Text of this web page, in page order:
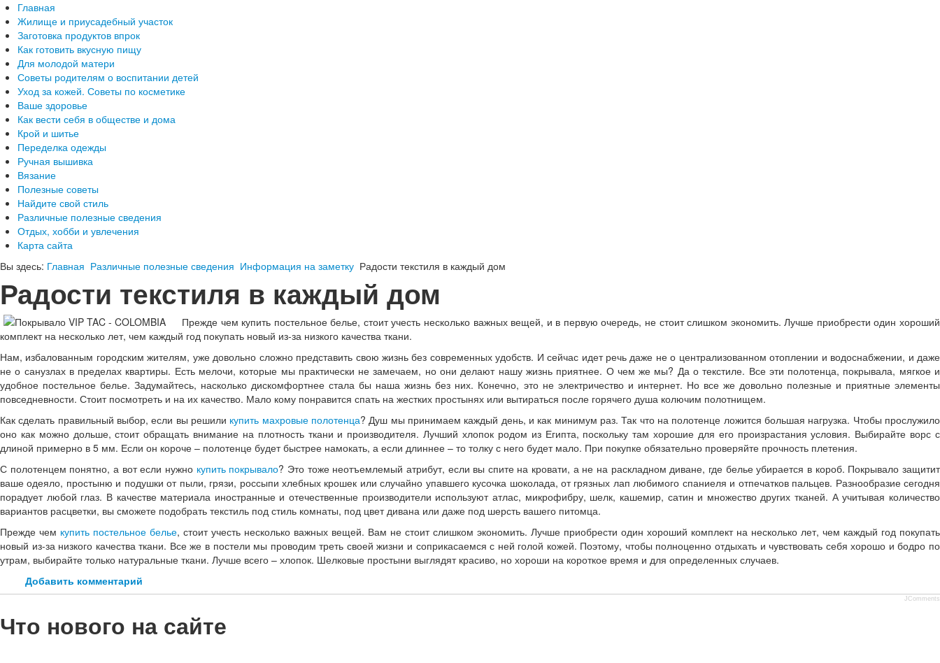
Главная
Жилище и приусадебный участок
Заготовка продуктов впрок
Как готовить вкусную пищу
Для молодой матери
Советы родителям о воспитании детей
Уход за кожей. Советы по косметике
Ваше здоровье
Как вести себя в обществе и дома
Крой и шитье
Переделка одежды
Ручная вышивка
Вязание
Полезные советы
Найдите свой стиль
Различные полезные сведения
Отдых, хобби и увлечения
Карта сайта
Вы здесь: Главная Различные полезные сведения Информация на заметку Радости текстиля в каждый дом
Радости текстиля в каждый дом
Прежде чем купить постельное белье, стоит учесть несколько важных вещей, и в первую очередь, не стоит слишком экономить. Лучше приобрести один хороший
комплект на несколько лет, чем каждый год покупать новый из-за низкого качества ткани.
Нам, избалованным городским жителям, уже довольно сложно представить свою жизнь без современных удобств. И сейчас идет речь даже не о централизованном отоплении и водоснабжении, и даже
не о санузлах в пределах квартиры. Есть мелочи, которые мы практически не замечаем, но они делают нашу жизнь приятнее. О чем же мы? Да о текстиле. Все эти полотенца, покрывала, мягкое и
удобное постельное белье. Задумайтесь, насколько дискомфортнее стала бы наша жизнь без них. Конечно, это не электричество и интернет. Но все же довольно полезные и приятные элементы
повседневности. Стоит посмотреть и на их качество. Мало кому понравится спать на жестких простынях или вытираться после горячего душа колючим полотнищем.
Как сделать правильный выбор, если вы решили купить махровые полотенца? Душ мы принимаем каждый день, и как минимум раз. Так что на полотенце ложится большая нагрузка. Чтобы прослужило
оно как можно дольше, стоит обращать внимание на плотность ткани и производителя. Лучший хлопок родом из Египта, поскольку там хорошие для его произрастания условия. Выбирайте ворс с
длиной примерно в 5 мм. Если он короче – полотенце будет быстрее намокать, а если длиннее – то толку с него будет мало. При покупке обязательно проверяйте прочность плетения.
С полотенцем понятно, а вот если нужно купить покрывало? Это тоже неотъемлемый атрибут, если вы спите на кровати, а не на раскладном диване, где белье убирается в короб. Покрывало защитит
ваше одеяло, простыню и подушки от пыли, грязи, россыпи хлебных крошек или случайно упавшего кусочка шоколада, от грязных лап любимого спаниеля и отпечатков пальцев. Разнообразие сегодня
порадует любой глаз. В качестве материала иностранные и отечественные производители используют атлас, микрофибру, шелк, кашемир, сатин и множество других тканей. А учитывая количество
вариантов расцветки, вы сможете подобрать текстиль под стиль комнаты, под цвет дивана или даже под шерсть вашего питомца.
Прежде чем купить постельное белье, стоит учесть несколько важных вещей. Вам не стоит слишком экономить. Лучше приобрести один хороший комплект на несколько лет, чем каждый год покупать
новый из-за низкого качества ткани. Все же в постели мы проводим треть своей жизни и соприкасаемся с ней голой кожей. Поэтому, чтобы полноценно отдыхать и чувствовать себя хорошо и бодро по
утрам, выбирайте только натуральные ткани. Лучше всего – хлопок. Шелковые простыни выглядят красиво, но хороши на короткое время и для определенных случаев.
Добавить комментарий
JComments
Что нового на сайте